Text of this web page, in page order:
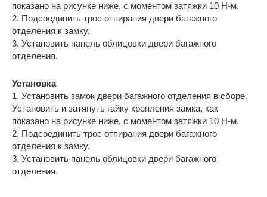
показано на рисунке ниже, с моментом затяжки 10 Н-м.
2. Подсоединить трос отпирания двери багажного
отделения к замку.
3. Установить панель облицовки двери багажного
отделения.
Установка
1. Установить замок двери багажного отделения в сборе.
Установить и затянуть гайку крепления замка, как
показано на рисунке ниже, с моментом затяжки 10 Н-м.
2. Подсоединить трос отпирания двери багажного
отделения к замку.
3. Установить панель облицовки двери багажного
отделения.